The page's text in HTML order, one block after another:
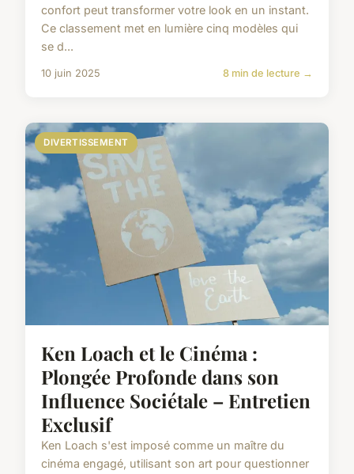
confort peut transformer votre look en un instant.
Ce classement met en lumière cinq modèles qui
se d...
10 juin 2025 8 min de lecture →
DIVERTISSEMENT
Ken Loach et le Cinéma :
Plongée Profonde dans son
Influence Sociétale – Entretien
Exclusif
Ken Loach s'est imposé comme un maître du
cinéma engagé, utilisant son art pour questionner